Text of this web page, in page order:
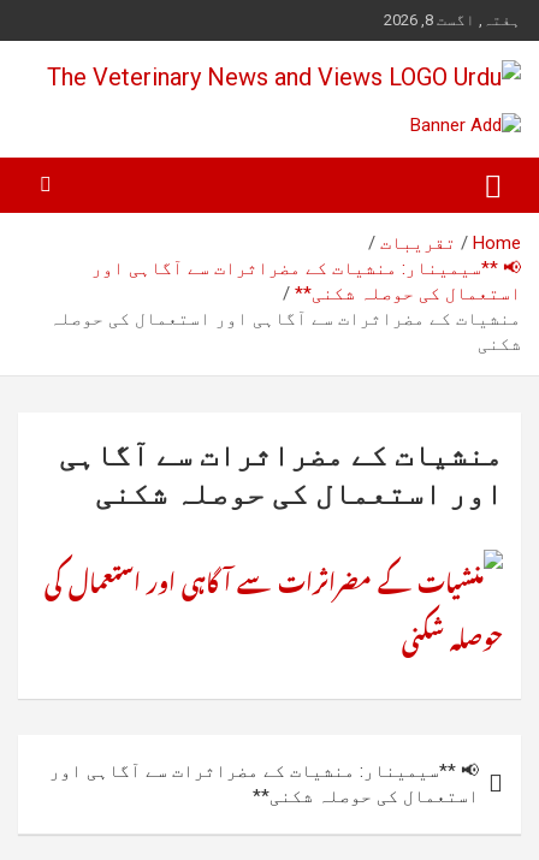
to
content
ہفتہ, اگست 8, 2026
The Veterinary News & Views
Home
تقریبات
📢 **سیمینار: منشیات کے مضراثرات سے آگاہی اور
استعمال کی حوصلہ شکنی**
منشیات کے مضراثرات سے آگاہی اور استعمال کی حوصلہ
شکنی
منشیات کے مضراثرات سے آگاہی
اور استعمال کی حوصلہ شکنی
کی
نیویگیشن
📢 **سیمینار: منشیات کے مضراثرات سے آگاہی اور
استعمال کی حوصلہ شکنی**